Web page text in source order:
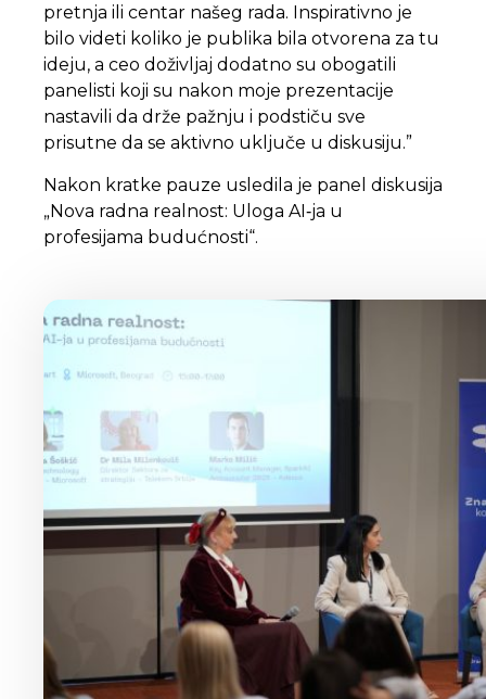
pretnja ili centar našeg rada. Inspirativno je
bilo videti koliko je publika bila otvorena za tu
ideju, a ceo doživljaj dodatno su obogatili
panelisti koji su nakon moje prezentacije
nastavili da drže pažnju i podstiču sve
prisutne da se aktivno uključe u diskusiju.”
Nakon kratke pauze usledila je panel diskusija
„Nova radna realnost: Uloga AI‑ja u
profesijama budućnosti“.